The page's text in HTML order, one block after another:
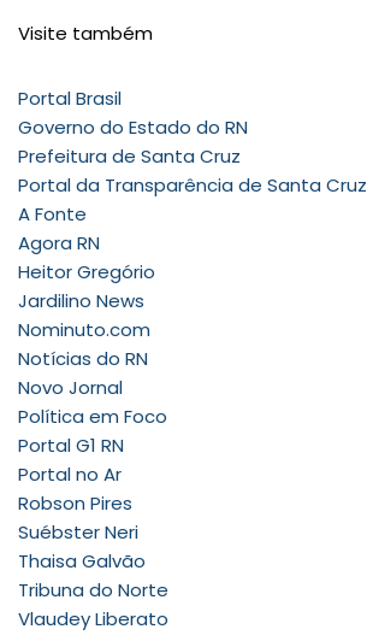
Visite também
Portal Brasil
Governo do Estado do RN
Prefeitura de Santa Cruz
Portal da Transparência de Santa Cruz
A Fonte
Agora RN
Heitor Gregório
Jardilino News
Nominuto.com
Notícias do RN
Novo Jornal
Política em Foco
Portal G1 RN
Portal no Ar
Robson Pires
Suébster Neri
Thaisa Galvão
Tribuna do Norte
Vlaudey Liberato